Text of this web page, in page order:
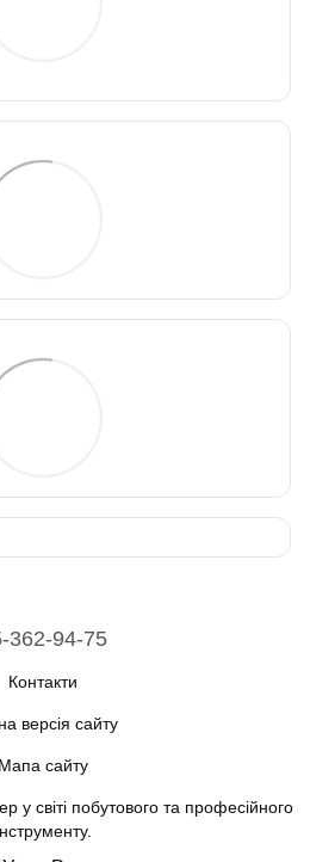
362-94-75
Контакти
версія сайту
Мапа сайту
світі побутового та професійного